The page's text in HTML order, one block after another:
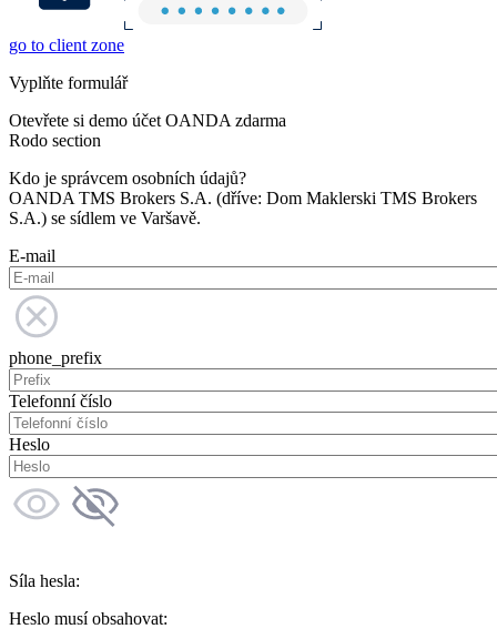
go to client zone
Vyplňte formulář
Otevřete si demo účet OANDA zdarma
Rodo section
Kdo je správcem osobních údajů?
OANDA TMS Brokers S.A. (dříve: Dom Maklerski TMS Brokers
S.A.) se sídlem ve Varšavě.
E-mail
phone_prefix
Telefonní číslo
Heslo
Síla hesla:
Heslo musí obsahovat: